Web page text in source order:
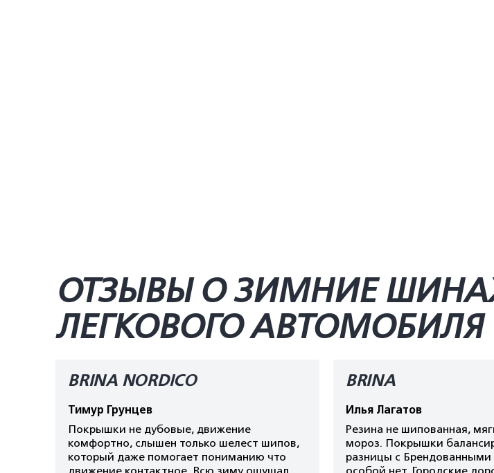
ОТЗЫВЫ О ЗИМНИЕ ШИНАХ
ЛЕГКОВОГО АВТОМОБИЛЯ
BRINA NORDICO
Тимур Грунцев
Покрышки не дубовые, движение
комфортно, слышен только шелест шипов,
который даже помогает пониманию что
BRINA
Илья Лагатов
Резина не шипованная,
мороз. Покрышки
разницы с